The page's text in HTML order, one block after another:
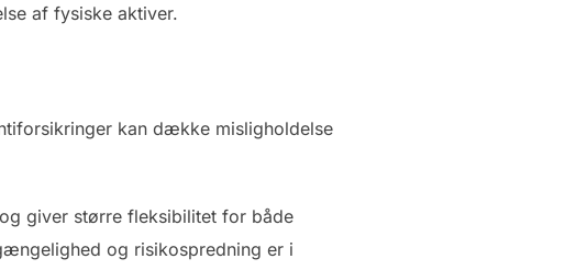
af fysiske aktiver.
kan dække misligholdelse
giver større fleksibilitet for både
og risikospredning er i